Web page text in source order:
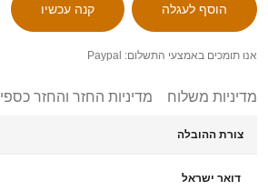
אנו תומכים באמצעי התשלום: Paypal
מדיניות משלוח מדיניות החזר והחזר כספי
צורת ההובלה
דואר ישראל